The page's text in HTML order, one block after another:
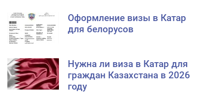
Оформление визы в Катар
для белорусов
Нужна ли виза в Катар для
граждан Казахстана в 2026
году